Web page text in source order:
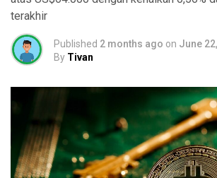
terakhir
Published 2 months ago on June
By Tivan